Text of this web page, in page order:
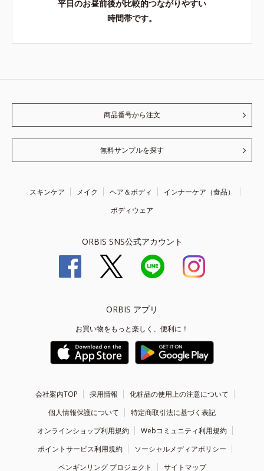
平日のお昼前後が比較的つながりやすい
時間帯です。
商品番号から注文
無料サンプルを探す
スキンケア メイク ヘア＆ボディ
インナーケア（食品）
ボディウェア
ORBIS SNS公式アカウント
ORBIS アプリ
お買い物をもっと楽しく、便利に！
会社案内TOP 採用情報
化粧品の使用上の注意について
個人情報保護について
特定商取引法に基づく表記
オンラインショップ利用規約
Webコミュニティ利用規約
ポイントサービス利用規約
ソーシャルメディアポリシー
ペンギンリング プロジェクト
サイトマップ